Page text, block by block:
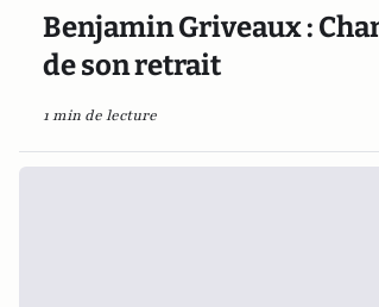
Benjamin Griveaux :
de son retrait
1 min de lecture